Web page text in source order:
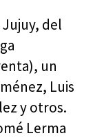
Jujuy, del
un
Luis
y otros.
Lerma